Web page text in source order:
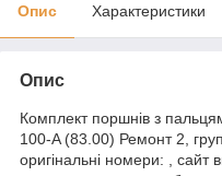
Опис Характеристики
Опис
Комплект поршнів з
100-A (83.00) Ремонт 2,
оригінальні номери: ,